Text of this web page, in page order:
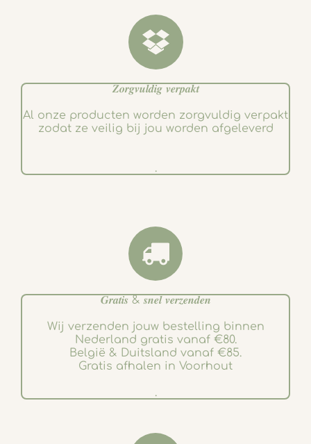
𝒁𝒐𝒓𝒈𝒗𝒖𝒍𝒅𝒊𝒈 𝒗𝒆𝒓𝒑𝒂𝒌𝒕
Al onze producten worden zorgvuldig verpakt
zodat ze veilig bij jou worden afgeleverd
.
𝑮𝒓𝒂𝒕𝒊𝒔 & 𝒔𝒏𝒆𝒍 𝒗𝒆𝒓𝒛𝒆𝒏𝒅𝒆𝒏
Wij verzenden jouw bestelling binnen
Nederland gratis vanaf €80.
België & Duitsland vanaf €85.
Gratis afhalen in Voorhout
.